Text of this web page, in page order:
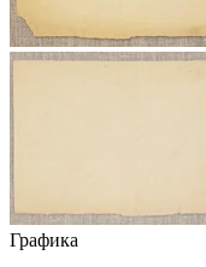
Графика